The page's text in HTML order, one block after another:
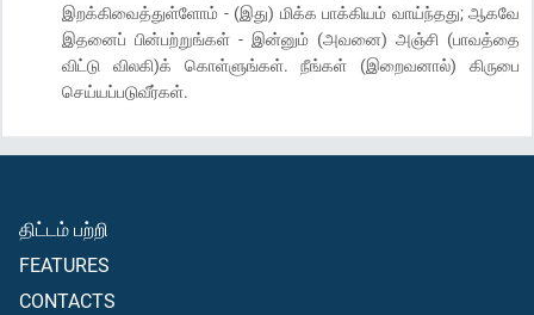
இறக்கிவைத்துள்ளோம் - (இது) மிக்க பாக்கியம் வாய்ந்தது; ஆகவே
இதனைப் பின்பற்றுங்கள் - இன்னும் (அவனை) அஞ்சி (பாவத்தை
விட்டு விலகி)க் கொள்ளுங்கள். நீங்கள் (இறைவனால்) கிருபை
செய்யப்படுவீர்கள்.
திட்டம் பற்றி
FEATURES
CONTACTS